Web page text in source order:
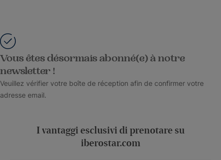
Vous êtes désormais abonné(e) à notre
newsletter !
Veuillez vérifier votre boîte de réception afin de confirmer votre
adresse email.
I vantaggi esclusivi di prenotare su
iberostar.com